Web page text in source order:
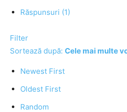
Răspunsuri (1)
Filter
Sortează după: Cele mai multe
Newest First
Oldest First
Random